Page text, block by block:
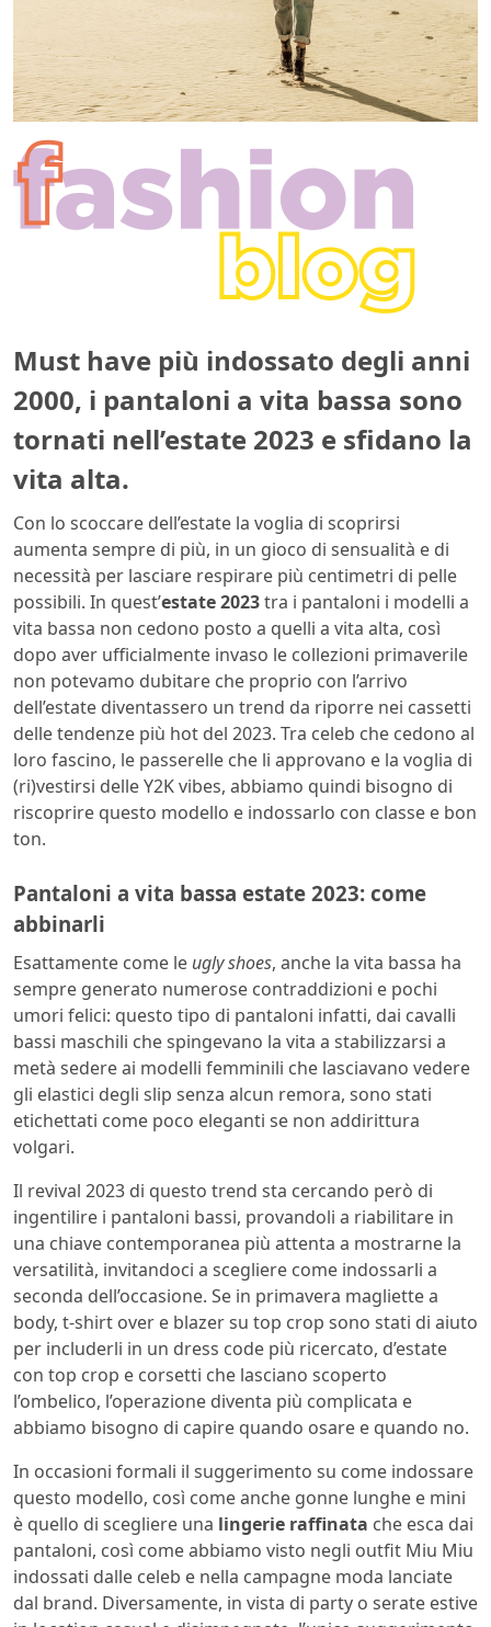
Must have più indossato degli anni
2000, i pantaloni a vita bassa sono
tornati nell’estate 2023 e sfidano la
vita alta.
Con lo scoccare dell’estate la voglia di scoprirsi
aumenta sempre di più, in un gioco di sensualità e di
necessità per lasciare respirare più centimetri di pelle
possibili. In quest’estate 2023tra i pantaloni i modelli a
vita bassa non cedono posto a quelli a vita alta, così
dopo aver ufficialmente invaso le collezioni primaverile
non potevamo dubitare che proprio con l’arrivo
dell’estate diventassero un trend da riporre nei cassetti
delle tendenze più hot del 2023. Tra celeb che cedono al
loro fascino, le passerelle che li approvano e la voglia di
(ri)vestirsi delle Y2K vibes, abbiamo quindi bisogno di
riscoprire questo modello e indossarlo con classe e bon
ton.
Pantaloni a vita bassa estate 2023: come
abbinarli
Esattamente come le ugly shoes, anche la vita bassa ha
sempre generato numerose contraddizioni e pochi
umori felici: questo tipo di pantaloni infatti, dai cavalli
bassi maschili che spingevano la vita a stabilizzarsi a
metà sedere ai modelli femminili che lasciavano vedere
gli elastici degli slip senza alcun remora, sono stati
etichettati come poco eleganti se non addirittura
volgari.
Il revival 2023 di questo trend sta cercando però di
ingentilire i pantaloni bassi, provandoli a riabilitare in
una chiave contemporanea più attenta a mostrarne la
versatilità, invitandoci a scegliere come indossarli a
seconda dell’occasione. Se in primavera magliette a
body, t-shirt over e blazer su top crop sono stati di aiuto
per includerli in un dress code più ricercato, d’estate
con top crop e corsetti che lasciano scoperto
l’ombelico, l’operazione diventa più complicata e
abbiamo bisogno di capire quando osare e quando no.
In occasioni formali il suggerimento su come indossare
questo modello, così come anche gonne lunghe e mini
è quello di scegliere una lingerie raffinata che esca dai
pantaloni, così come abbiamo visto negli outfit Miu Miu
indossati dalle celeb e nella campagne moda lanciate
dal brand. Diversamente, in vista di party o serate estive